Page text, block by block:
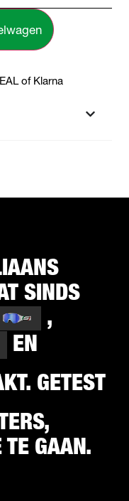
of Klarna
SINDS
,
EN
GETEST
GAAN.